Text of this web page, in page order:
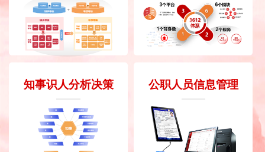
知事识人分析决策 公职人员信息管理